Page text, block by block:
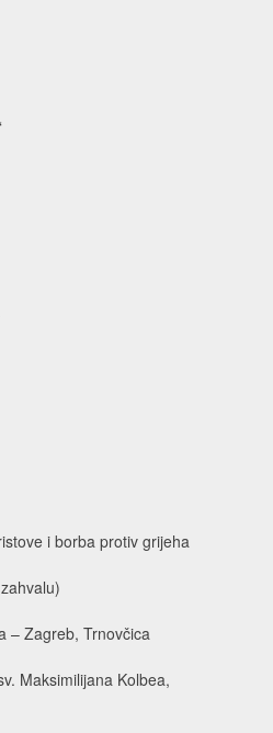
i borba protiv grijeha
– Zagreb, Trnovčica
Maksimilijana Kolbea,